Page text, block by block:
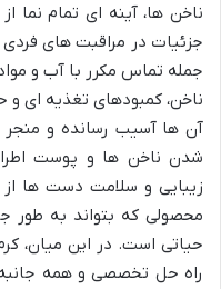
ناخن ها، آینه ای تمام نما
جزئیات در مراقبت های
جمله تماس مکرر با آب و
ناخن، کمبودهای تغذیه ای و
آن ها آسیب رسانده و منجر
شدن ناخن ها و پوست
زیبایی و سلامت دست ها از
محصولی که بتواند به طور
حیاتی است. در این میان،
راه حل تخصصی و همه